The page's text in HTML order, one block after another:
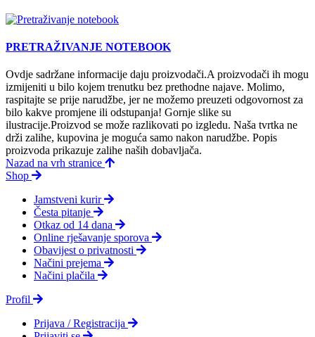
PRETRAŽIVANJE NOTEBOOK
Ovdje sadržane informacije daju proizvodači.A proizvodači ih mogu
izmijeniti u bilo kojem trenutku bez prethodne najave. Molimo,
raspitajte se prije narudžbe, jer ne možemo preuzeti odgovornost za
bilo kakve promjene ili odstupanja! Gornje slike su
ilustracije.Proizvod se može razlikovati po izgledu. Naša tvrtka ne
drži zalihe, kupovina je moguća samo nakon narudžbe. Popis
proizvoda prikazuje zalihe naših dobavljača.
Nazad na vrh stranice
Shop
Jamstveni kurir
Česta pitanje
Otkaz od 14 dana
Online rješavanje sporova
Obavijest o privatnosti
Načini prejema
Načini plačila
Profil
Prijava / Registracija